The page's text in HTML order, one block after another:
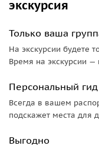
города
пивоварня Фрю. При
попробовать
Еще больше истории
Любителям
палеолита и
экскурсия
Только ваша
На экскурсии будете
Время на экскурсии —
Персональный гид
Всегда в вашем
подскажет места для
Выгодно